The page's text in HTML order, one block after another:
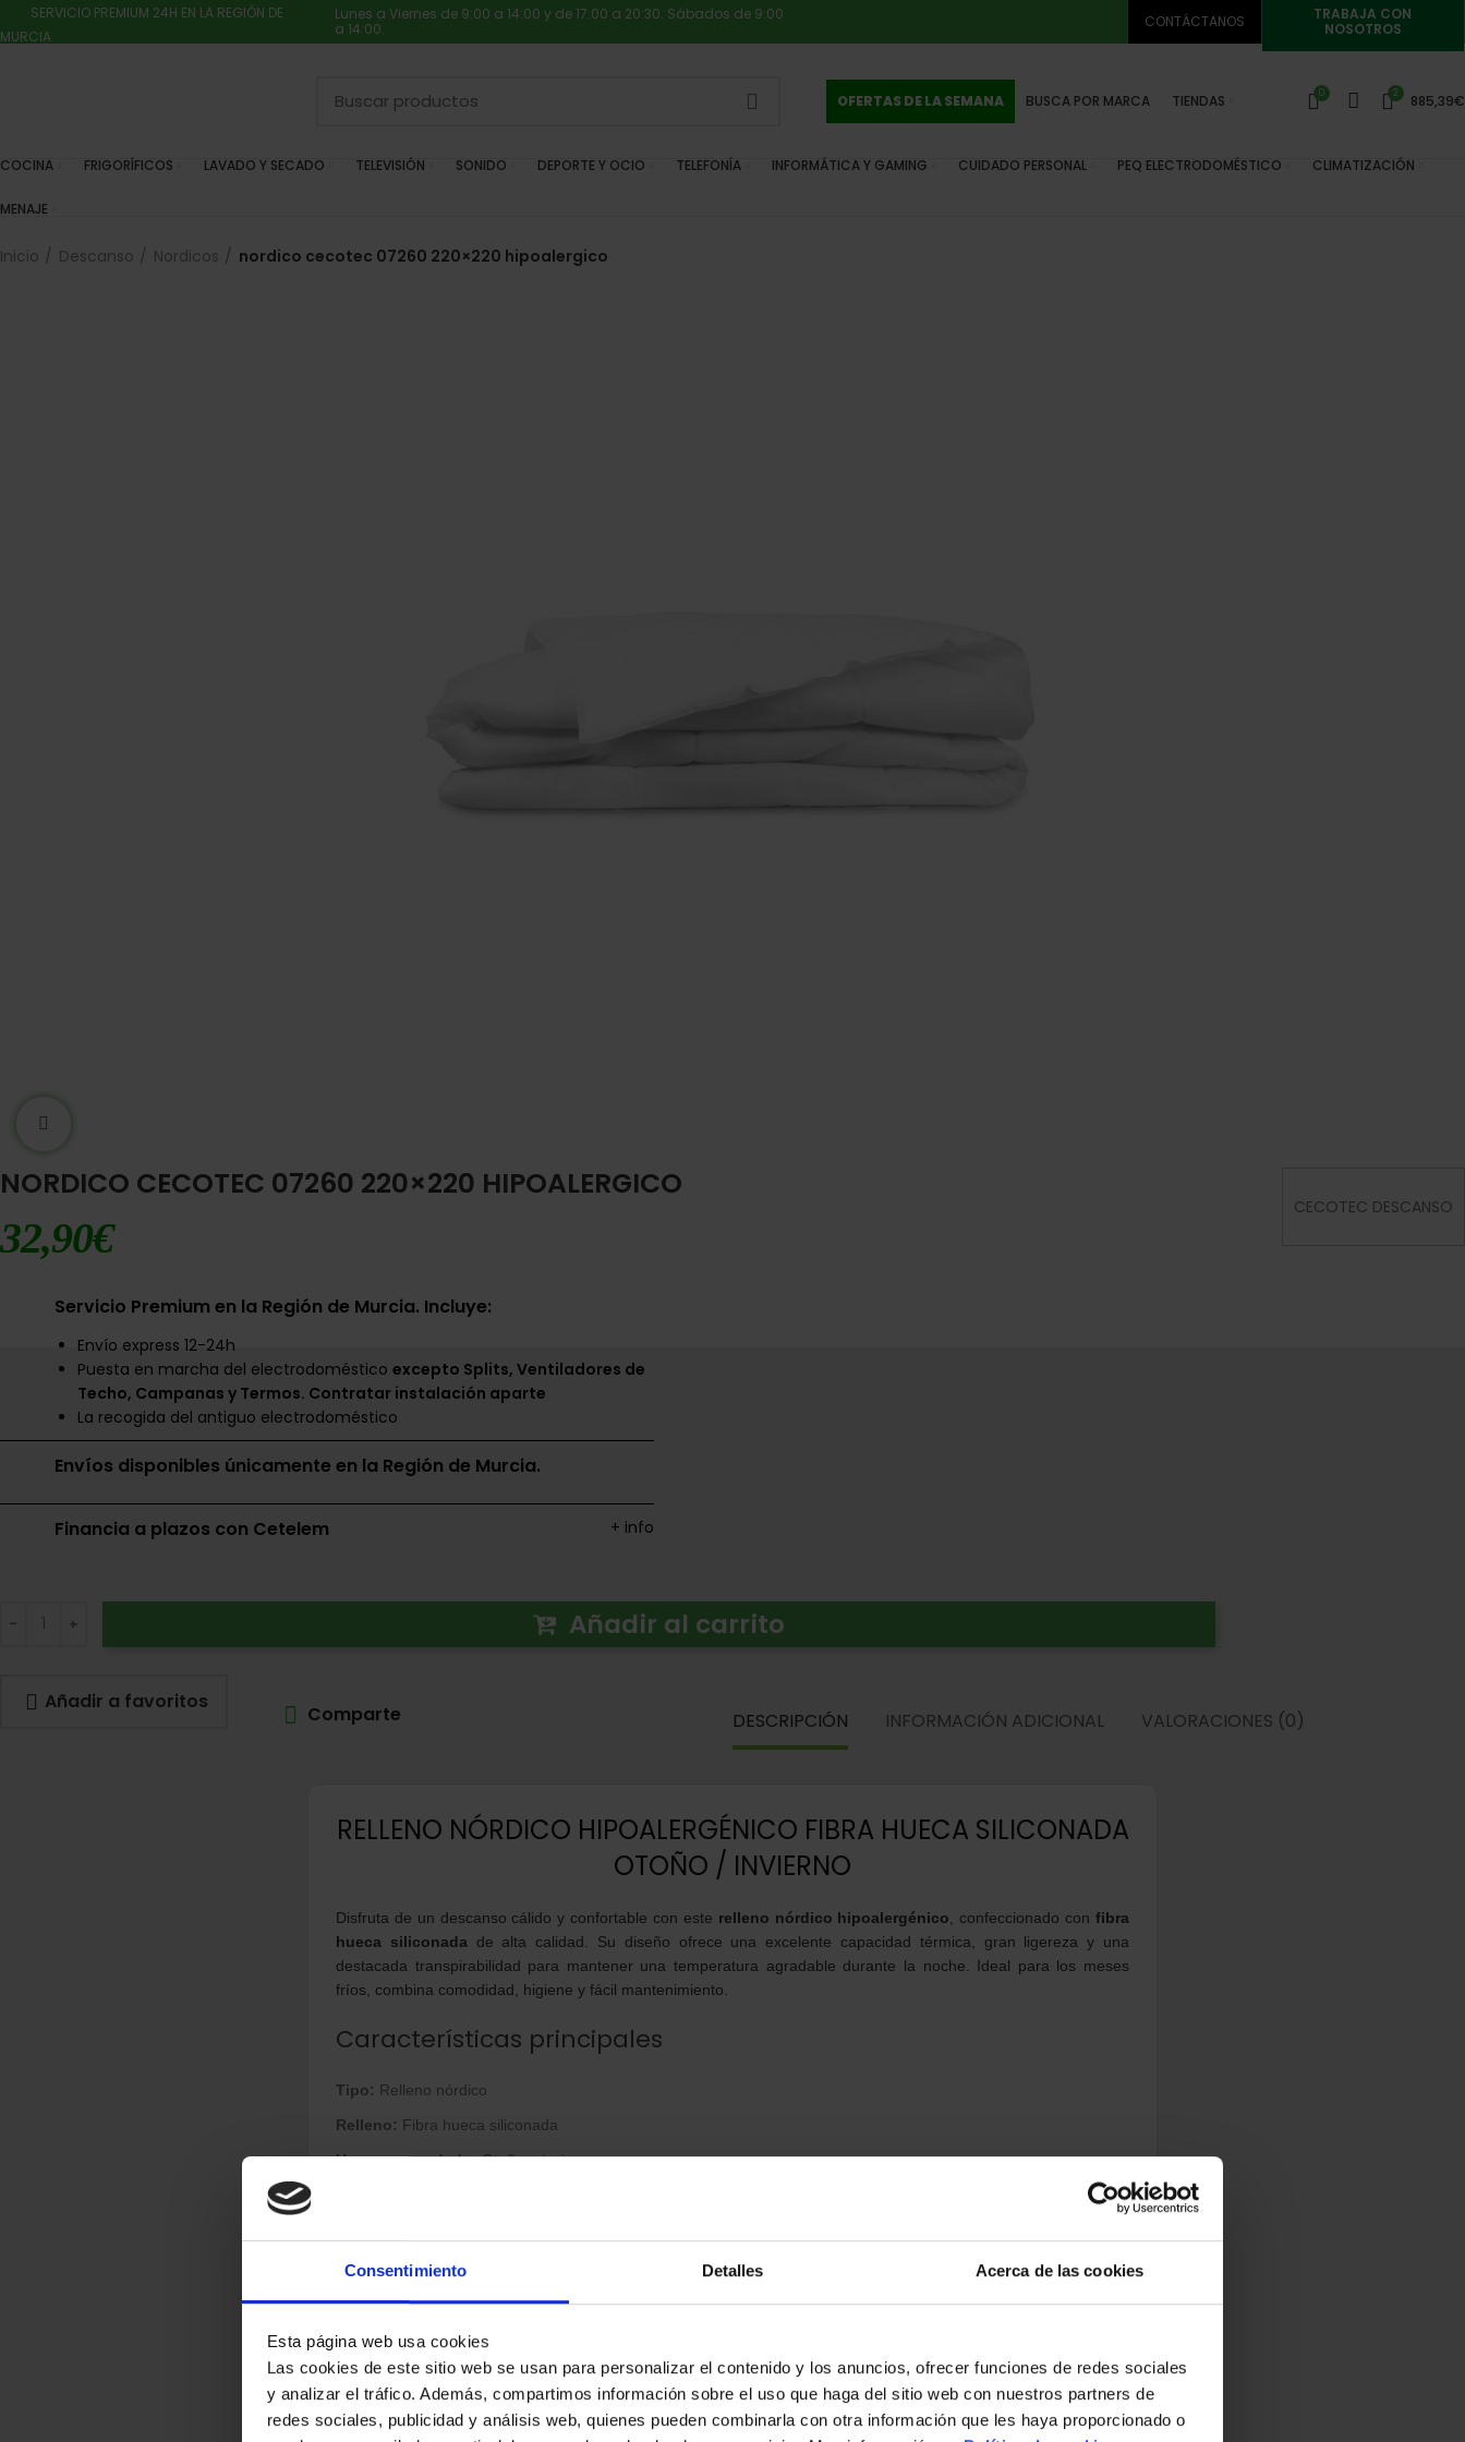
Consentimiento Detalles Acerca de las cookies
Esta página web usa cookies
Las cookies de este sitio web se usan para personalizar el contenido y los anuncios, ofrecer funciones de redes sociales
y analizar el tráfico. Además, compartimos información sobre el uso que haga del sitio web con nuestros partners de
redes sociales, publicidad y análisis web, quienes pueden combinarla con otra información que les haya proporcionado o
SERVICIO PREMIUM 24H EN LA REGIÓN DE
MURCIA
Lunes a Viernes de 9:00 a 14:00 y de 17:00 a 20:30. Sábados de 9:00
a 14:00.
CONTÁCTANOS
TRABAJA CON
NOSOTROS
OFERTAS DE LA SEMANA BUSCA POR MARCA TIENDAS 0 2 885,39€
COCINA FRIGORÍFICOS LAVADO Y SECADO TELEVISIÓN SONIDO DEPORTE Y OCIO TELEFONÍA INFORMÁTICA Y GAMING CUIDADO PERSONAL PEQ ELECTRODOMÉSTICO CLIMATIZACIÓN
MENAJE
Inicio Descanso Nordicos nordico cecotec 07260 220×220 hipoalergico
CECOTEC DESCANSO
NORDICO CECOTEC 07260 220×220 HIPOALERGICO
32,90€
Servicio Premium en la Región de Murcia. Incluye:
Envío express 12-24h
Puesta en marcha del electrodoméstico excepto Splits, Ventiladores de
Techo, Campanas y Termos. Contratar instalación aparte
La recogida del antiguo electrodoméstico
Envíos disponibles únicamente en la Región de Murcia.
Financia a plazos con Cetelem + info
Añadir al carrito
Añadir a favoritos
Comparte DESCRIPCIÓN INFORMACIÓN ADICIONAL VALORACIONES (0)
RELLENO NÓRDICO HIPOALERGÉNICO FIBRA HUECA SILICONADA
OTOÑO / INVIERNO
Disfruta de un descanso cálido y confortable con este relleno nórdico hipoalergénico , confeccionado confibra
hueca siliconada de alta calidad. Su diseño ofrece una excelente capacidad térmica, gran ligereza y una
destacada transpirabilidad para mantener una temperatura agradable durante la noche. Ideal para los meses
fríos, combina comodidad, higiene y fácil mantenimiento.
Características principales
Tipo: Relleno nórdico
Relleno: Fibra hueca siliconada
Uso recomendado:Otoño e invierno
Confort térmico
Abrigo ligero:Gran sensación de calidez sin exceso de peso
Aislamiento natural: El aire entre fibras mejora la protección frente al frío
Ideal para:
Dormitorios con temperatura media o fría